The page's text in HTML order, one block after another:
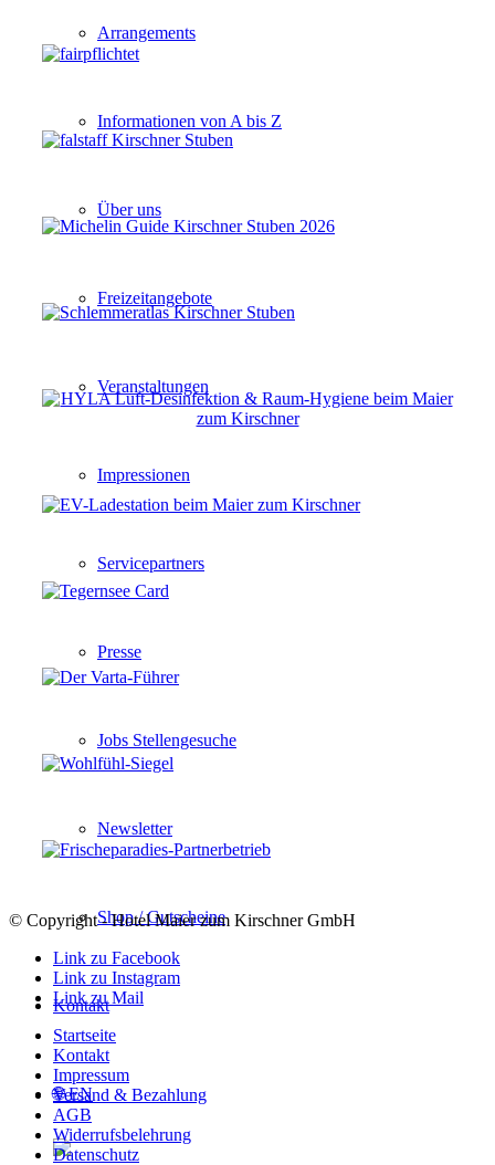
Arrangements
Informationen von A bis Z
Über uns
Freizeitangebote
Veranstaltungen
Impressionen
Servicepartners
Presse
Jobs Stellengesuche
Newsletter
Shop / Gutscheine
Kontakt
🌐 EN
© Copyright - Hotel Maier zum Kirschner GmbH
Link zu Facebook
Link zu Instagram
Link zu Mail
Startseite
Kontakt
Impressum
Versand & Bezahlung
AGB
Widerrufsbelehrung
Datenschutz